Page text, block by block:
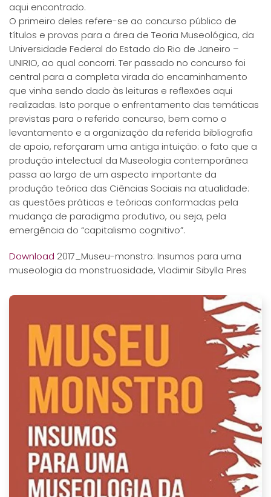
aqui encontrado.
O primeiro deles refere-se ao concurso público de
títulos e provas para a área de Teoria Museológica, da
Universidade Federal do Estado do Rio de Janeiro –
UNIRIO, ao qual concorri. Ter passado no concurso foi
central para a completa virada do encaminhamento
que vinha sendo dado às leituras e reflexões aqui
realizadas. Isto porque o enfrentamento das temáticas
previstas para o referido concurso, bem como o
levantamento e a organização da referida bibliografia
de apoio, reforçaram uma antiga intuição: o fato que a
produção intelectual da Museologia contemporânea
passa ao largo de um aspecto importante da
produção teórica das Ciências Sociais na atualidade:
as questões práticas e teóricas conformadas pela
mudança de paradigma produtivo, ou seja, pela
emergência do “capitalismo cognitivo”.
Download 2017_Museu-monstro: Insumos para uma
museologia da monstruosidade, Vladimir Sibylla Pires